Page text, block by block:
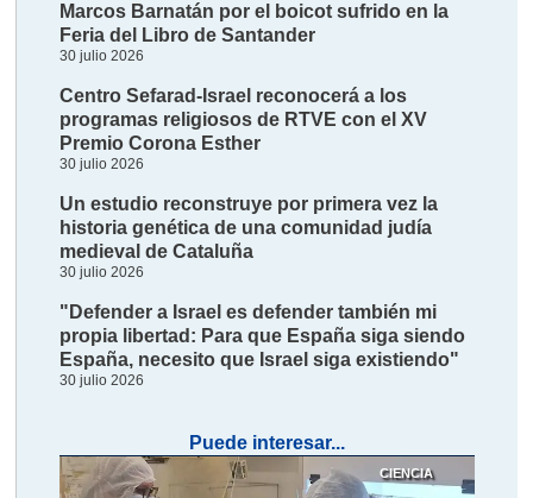
Marcos Barnatán por el boicot sufrido en la
Feria del Libro de Santander
30 julio 2026
Centro Sefarad-Israel reconocerá a los
programas religiosos de RTVE con el XV
Premio Corona Esther
30 julio 2026
Un estudio reconstruye por primera vez la
historia genética de una comunidad judía
medieval de Cataluña
30 julio 2026
"Defender a Israel es defender también mi
propia libertad: Para que España siga siendo
España, necesito que Israel siga existiendo"
30 julio 2026
Puede interesar...
CIENCIA